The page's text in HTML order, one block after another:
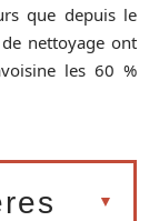
que depuis le
nettoyage ont
les 60 %